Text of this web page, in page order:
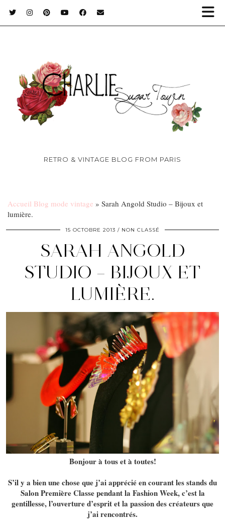
RETRO & VINTAGE BLOG FROM PARIS
Accueil Blog mode vintage » Sarah Angold Studio – Bijoux et
lumière.
15 OCTOBRE 2013 NON CLASSÉ
SARAH ANGOLD
STUDIO – BIJOUX ET
LUMIÈRE.
Bonjour à tous et à toutes!
S’il y a bien une chose que j’ai apprécié en courant les stands du
Salon Première Classe pendant la Fashion Week, c’est la
gentillesse, l’ouverture d’esprit et la passion des créateurs que
j’ai rencontrés.